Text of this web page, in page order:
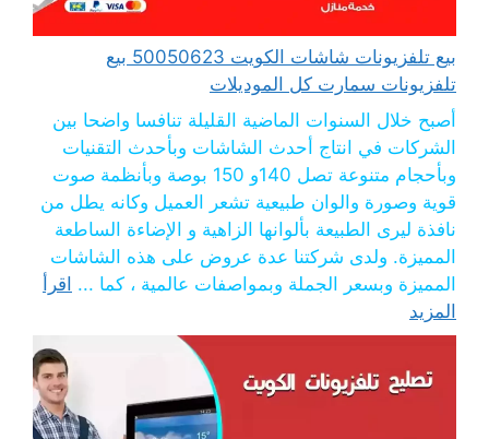
بيع تلفزيونات شاشات الكويت 50050623 بيع
تلفزيونات سمارت كل الموديلات
أصبح خلال السنوات الماضية القليلة تنافسا واضحا بين
الشركات في انتاج أحدث الشاشات وبأحدث التقنيات
وبأحجام متنوعة تصل 140و 150 بوصة وبأنظمة صوت
قوية وصورة والوان طبيعية تشعر العميل وكانه يطل من
نافذة ليرى الطبيعة بألوانها الزاهية و الإضاءة الساطعة
المميزة. ولدى شركتنا عدة عروض على هذه الشاشات
المميزة وبسعر الجملة وبمواصفات عالمية ، كما ... اقرأ
المزيد